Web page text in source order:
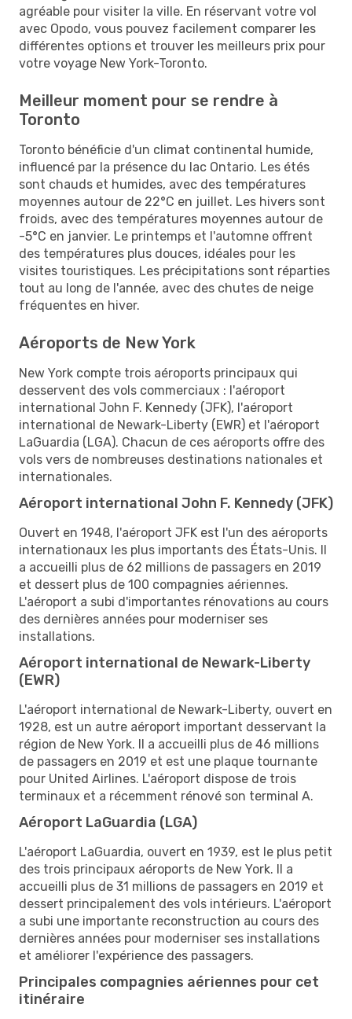
agréable pour visiter la ville. En réservant votre vol
avec Opodo, vous pouvez facilement comparer les
différentes options et trouver les meilleurs prix pour
votre voyage New York-Toronto.
Meilleur moment pour se rendre à
Toronto
Toronto bénéficie d'un climat continental humide,
influencé par la présence du lac Ontario. Les étés
sont chauds et humides, avec des températures
moyennes autour de 22°C en juillet. Les hivers sont
froids, avec des températures moyennes autour de
-5°C en janvier. Le printemps et l'automne offrent
des températures plus douces, idéales pour les
visites touristiques. Les précipitations sont réparties
tout au long de l'année, avec des chutes de neige
fréquentes en hiver.
Aéroports de New York
New York compte trois aéroports principaux qui
desservent des vols commerciaux : l'aéroport
international John F. Kennedy (JFK), l'aéroport
international de Newark-Liberty (EWR) et l'aéroport
LaGuardia (LGA). Chacun de ces aéroports offre des
vols vers de nombreuses destinations nationales et
internationales.
Aéroport international John F. Kennedy (JFK)
Ouvert en 1948, l'aéroport JFK est l'un des aéroports
internationaux les plus importants des États-Unis. Il
a accueilli plus de 62 millions de passagers en 2019
et dessert plus de 100 compagnies aériennes.
L'aéroport a subi d'importantes rénovations au cours
des dernières années pour moderniser ses
installations.
Aéroport international de Newark-Liberty
(EWR)
L'aéroport international de Newark-Liberty, ouvert en
1928, est un autre aéroport important desservant la
région de New York. Il a accueilli plus de 46 millions
de passagers en 2019 et est une plaque tournante
pour United Airlines. L'aéroport dispose de trois
terminaux et a récemment rénové son terminal A.
Aéroport LaGuardia (LGA)
L'aéroport LaGuardia, ouvert en 1939, est le plus petit
des trois principaux aéroports de New York. Il a
accueilli plus de 31 millions de passagers en 2019 et
dessert principalement des vols intérieurs. L'aéroport
a subi une importante reconstruction au cours des
dernières années pour moderniser ses installations
et améliorer l'expérience des passagers.
Principales compagnies aériennes pour cet
itinéraire